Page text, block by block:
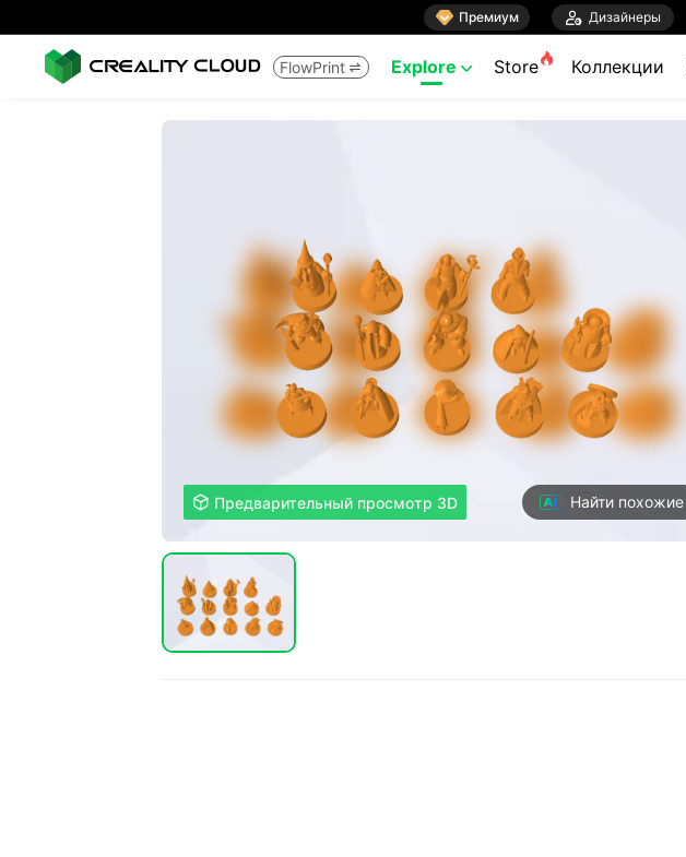
 Премиум  Дизайнеры
FlowPrint  Explore  Store Коллекции
 Предварительный просмотр 3D Найти похожие